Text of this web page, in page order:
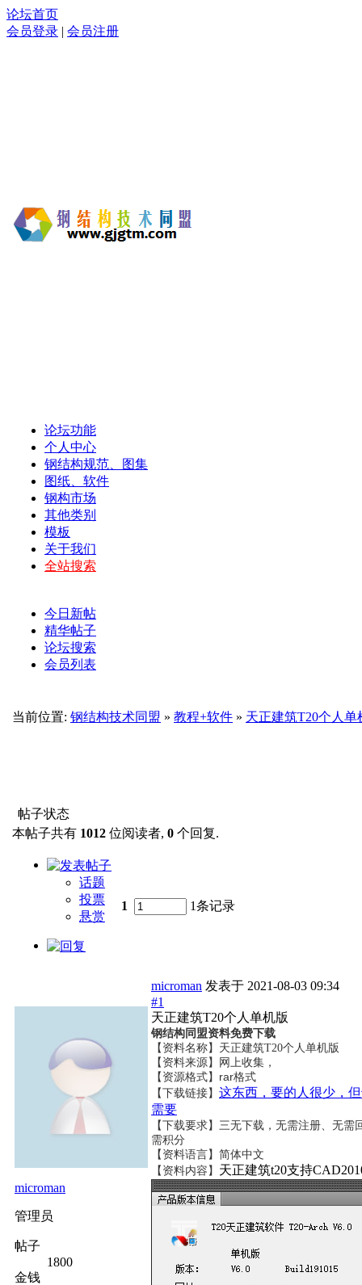
论坛首页
会员登录 | 会员注册
论坛功能
个人中心
钢结构规范、图集
图纸、软件
钢构市场
其他类别
模板
关于我们
全站搜索
今日新帖
精华帖子
论坛搜索
会员列表
当前位置: 钢结构技术同盟 » 教程+软件 » 天正建筑T20个人单
帖子状态
本帖子共有 1012 位阅读者, 0 个回复.
话题
投票
悬赏
1 1条记录
microman
管理员
帖子
1800
金钱
microman 发表于 2021-08-03 09:34
#1
天正建筑T20个人单机版
钢结构同盟资料免费下载
【资料名称】 天正建筑T20个人单机版
【资料来源】网上收集，
【资源格式】rar格式
【下载链接】 这东西，要的人很少，
需要
【下载要求】三无下载，无需注册、无需
需积分
【资料语言】简体中文
【资料内容】 天正建筑t20支持